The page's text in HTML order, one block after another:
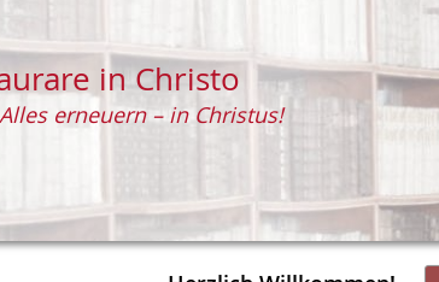
in Christo
Alles erneuern – in Christus!